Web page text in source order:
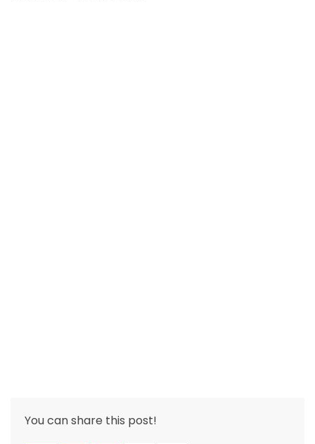
You can share this post!